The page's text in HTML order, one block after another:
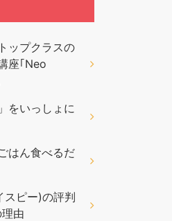
ップクラスの
座｢Neo
をいっしょに
はん食べるだ
スピー)の評判
由